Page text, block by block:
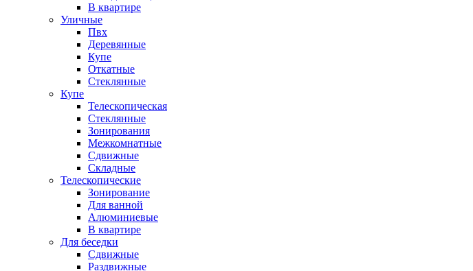
В квартире
Уличные
Пвх
Деревянные
Купе
Откатные
Стеклянные
Купе
Телескопическая
Стеклянные
Зонирования
Межкомнатные
Сдвижные
Складные
Телескопические
Зонирование
Для ванной
Алюминиевые
В квартире
Для беседки
Сдвижные
Раздвижные